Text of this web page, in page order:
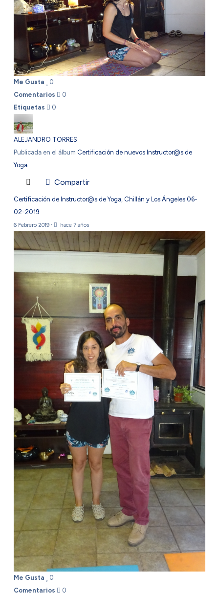
Me Gusta
0
Comentarios
0
Etiquetas
0
ALEJANDRO TORRES
Publicada en el álbum Certificación de nuevos Instructor@s de
Yoga
Compartir
Certificación de Instructor@s de Yoga, Chillán y Los Ángeles 06-
02-2019
6 Febrero 2019 · hace 7 años
Me Gusta
0
Comentarios
0